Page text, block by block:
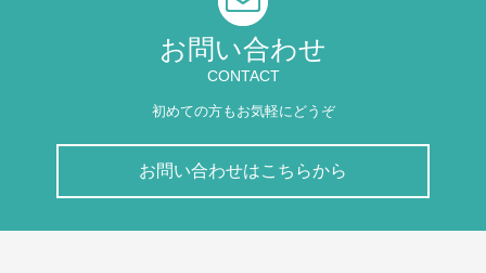
お問い合わせ
CONTACT
初めての方もお気軽にどうぞ
お問い合わせはこちらから